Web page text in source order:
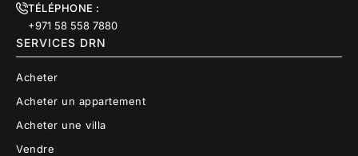
TÉLÉPHONE :
+971 58 558 7880
SERVICES DRN
Acheter
Acheter un appartement
Acheter une villa
Vendre